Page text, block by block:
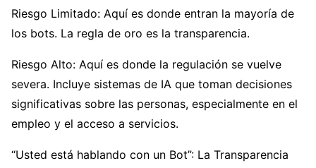
Riesgo Limitado: Aquí es donde entran la mayoría de
los bots. La regla de oro es la transparencia.
Riesgo Alto: Aquí es donde la regulación se vuelve
severa. Incluye sistemas de IA que toman decisiones
significativas sobre las personas, especialmente en el
empleo y el acceso a servicios.
“Usted está hablando con un Bot”: La Transparencia